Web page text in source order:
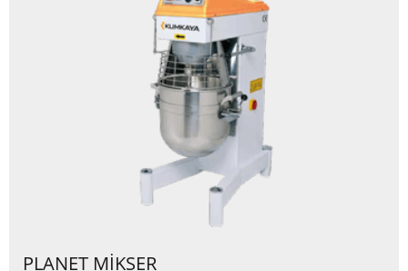
PLANET MİKSER